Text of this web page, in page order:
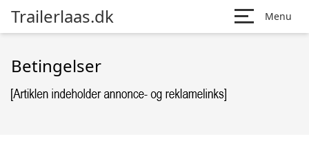
Trailerlaas.dk Menu
Betingelser